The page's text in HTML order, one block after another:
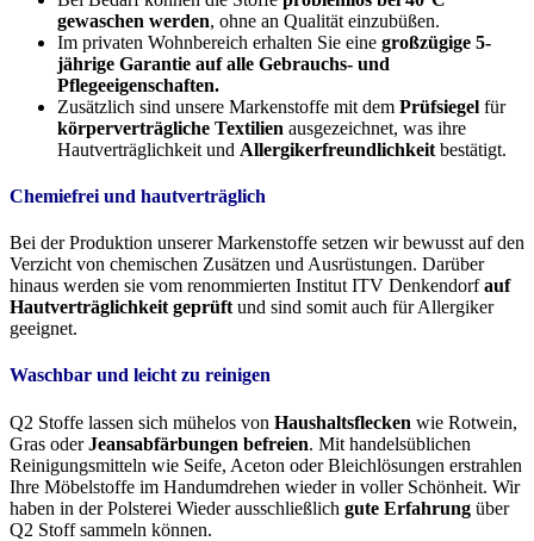
gewaschen werden, ohne an Qualität einzubüßen.
Im privaten Wohnbereich erhalten Sie eine großzügige 5-
jährige Garantie auf alle Gebrauchs- und
Pflegeeigenschaften.
Zusätzlich sind unsere Markenstoffe mit dem Prüfsiegel für
körperverträgliche Textilien ausgezeichnet, was ihre
Hautverträglichkeit und Allergikerfreundlichkeit bestätigt.
Chemiefrei und hautverträglich
Bei der Produktion unserer Markenstoffe setzen wir bewusst auf den
Verzicht von chemischen Zusätzen und Ausrüstungen. Darüber
hinaus werden sie vom renommierten Institut ITV Denkendorfauf
Hautverträglichkeit geprüft und sind somit auch für Allergiker
geeignet.
Waschbar und leicht zu reinigen
Q2 Stoffe lassen sich mühelos von Haushaltsflecken wie Rotwein,
Gras oderJeansabfärbungen befreien. Mit handelsüblichen
Reinigungsmitteln wie Seife, Aceton oder Bleichlösungen erstrahlen
Ihre Möbelstoffe im Handumdrehen wieder in voller Schönheit. Wir
haben in der Polsterei Wieder ausschließlich gute Erfahrung über
Q2 Stoff sammeln können.